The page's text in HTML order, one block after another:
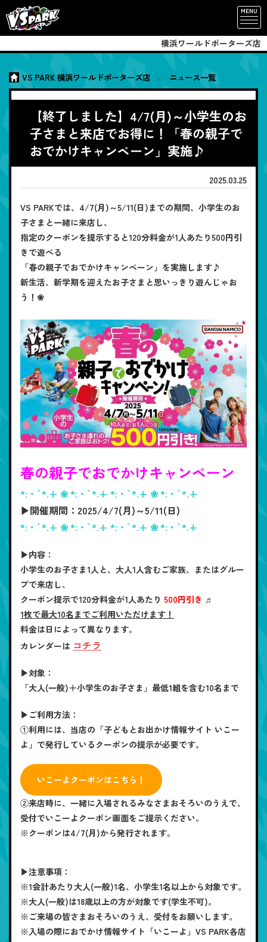
MENU
横浜ワールドポーターズ店
VS PARK 横浜ワールドポーターズ店 ニュース一覧
【終了しました】4/7(月)～小学生のお
子さまと来店でお得に！「春の親子で
おでかけキャンペーン」実施♪
2025.03.25
VS PARKでは、4/7(月)～5/11(日)までの期間、小学生のお
子さまと一緒に来店し、
指定のクーポンを提示すると120分料金が1人あたり500円引
きで遊べる
「春の親子でおでかけキャンペーン」を実施します♪
新生活、新学期を迎えたお子さまと思いっきり遊んじゃお
う！❀
春の親子でおでかけキャンペーン
*:・ﾟ*.+ ❀ *:・ﾟ*.+ *:・ﾟ*.+ ❀ *:・ﾟ*.+
▶開催期間：2025/4/7(月)～5/11(日)
*:・ﾟ*.+ ❀ *:・ﾟ*.+ *:・ﾟ*.+ ❀ *:・ﾟ*.+
▶内容：
小学生のお子さま1人と、大人1人含むご家族、またはグルー
プで来店し、
クーポン提示で120分料金が1人あたり 500円引き ♬
1枚で最大10名までご利用いただけます！
料金は日によって異なります。
カレンダーは コチラ
▶対象：
「大人(一般)＋小学生のお子さま」最低1組を含む10名まで
▶ご利用方法：
①利用には、当店の「子どもとお出かけ情報サイト いこー
よ」で発行しているクーポンの提示が必要です。
いこーよクーポンはこちら！
②来店時に、一緒に入場されるみなさまおそろいのうえで、
受付でいこーよクーポン画面をご提示ください。
※クーポンは4/7(月)から発行されます。
▶注意事項：
※1会計あたり大人(一般)1名、小学生1名以上から対象です。
※大人(一般)は18歳以上の方が対象です(学生不可)。
※ご来場の皆さまおそろいのうえ、受付をお願いします。
※入場の際におでかけ情報サイト「いこーよ」VS PARK各店